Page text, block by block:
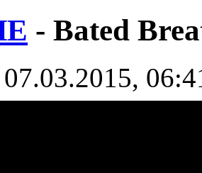
- Bated
07.03.2015,